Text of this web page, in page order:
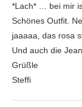
*Lach* … bei mir
Schönes Outfit.
jaaaaa, das rosa
Und auch die
Grüßle
Steffi